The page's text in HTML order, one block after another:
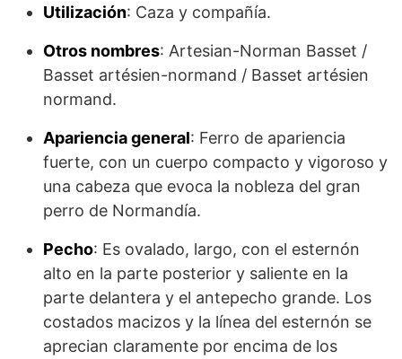
Utilización: Caza y compañía.
Otros nombres: Artesian-Norman Basset /
Basset artésien-normand / Basset artésien
normand.
Apariencia general: Ferro de apariencia
fuerte, con un cuerpo compacto y vigoroso y
una cabeza que evoca la nobleza del gran
perro de Normandía.
Pecho: Es ovalado, largo, con el esternón
alto en la parte posterior y sa­liente en la
parte delantera y el antepecho grande. Los
costados macizos y la línea del esternón se
aprecian claramente por encima de los